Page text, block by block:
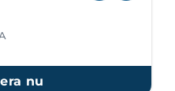
nu